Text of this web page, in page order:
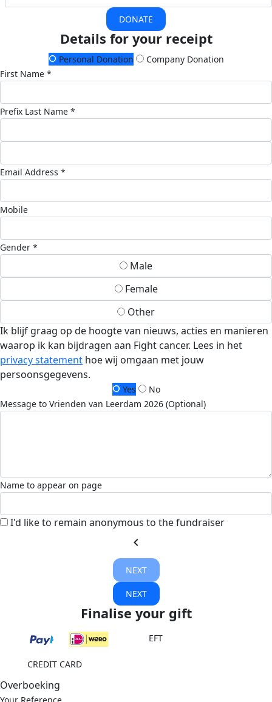
DONATE
Details for your receipt
Personal Donation
Company Donation
First Name *
Prefix Last Name *
Email Address *
Mobile
Gender *
Male
Female
Other
Ik blijf graag op de hoogte van nieuws, acties en manieren
waarop ik kan bijdragen aan Fight cancer. Lees in het
privacy statement hoe wij omgaan met jouw
persoonsgegevens.
Yes
No
Message to Vrienden van Leerdam 2026 (Optional)
Name to appear on page
I'd like to remain anonymous to the fundraiser
chevron_left
NEXT
NEXT
Finalise your gift
EFT
CREDIT CARD
Overboeking